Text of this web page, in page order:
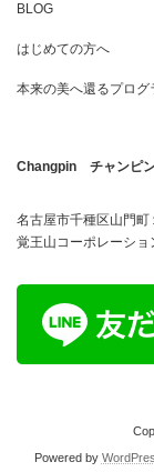
BLOG
はじめての方へ
本来の美へ還るプログ
Changpin チャンピ
名古屋市千種区山門町
覚王山コーポレーショ
Powered by